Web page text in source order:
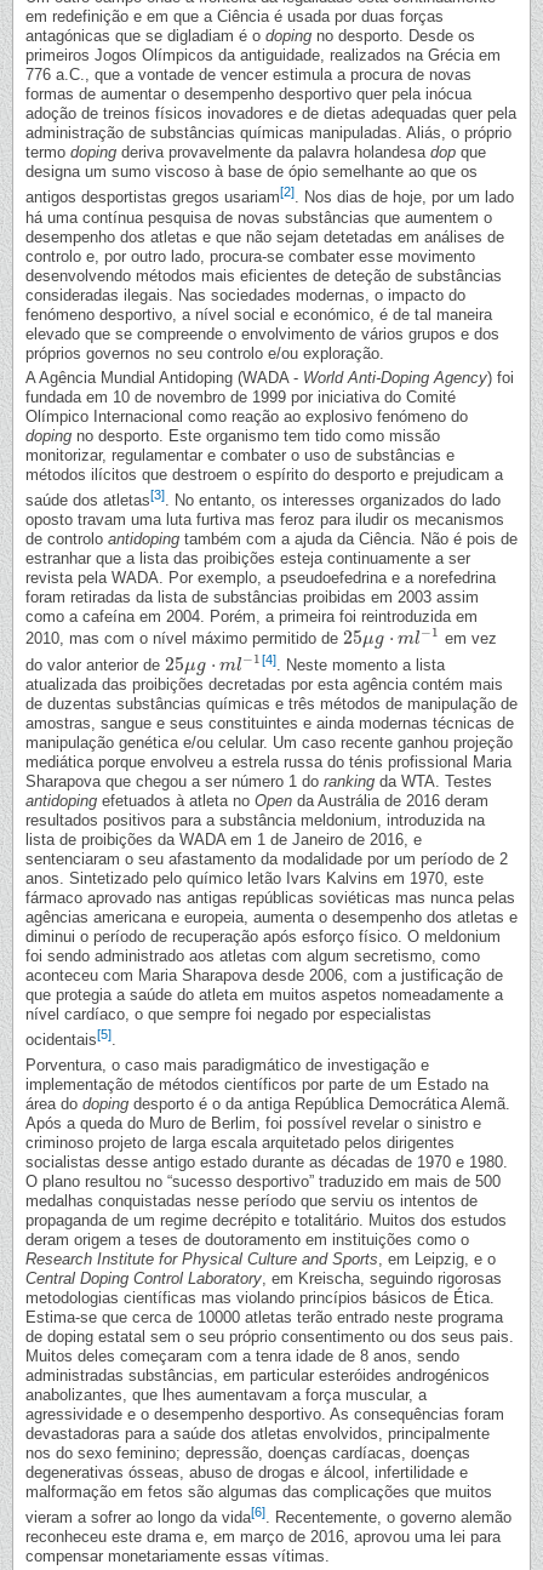
em redefinição e em que a Ciência é usada por duas forças
antagónicas que se digladiam é o doping no desporto. Desde os
primeiros Jogos Olímpicos da antiguidade, realizados na Grécia em
776 a.C., que a vontade de vencer estimula a procura de novas
formas de aumentar o desempenho desportivo quer pela inócua
adoção de treinos físicos inovadores e de dietas adequadas quer pela
administração de substâncias químicas manipuladas. Aliás, o próprio
termo doping deriva provavelmente da palavra holandesa dop que
designa um sumo viscoso à base de ópio semelhante ao que os
antigos desportistas gregos usariam[2]. Nos dias de hoje, por um lado
há uma contínua pesquisa de novas substâncias que aumentem o
desempenho dos atletas e que não sejam detetadas em análises de
controlo e, por outro lado, procura-se combater esse movimento
desenvolvendo métodos mais eficientes de deteção de substâncias
consideradas ilegais. Nas sociedades modernas, o impacto do
fenómeno desportivo, a nível social e económico, é de tal maneira
elevado que se compreende o envolvimento de vários grupos e dos
próprios governos no seu controlo e/ou exploração.
A Agência Mundial Antidoping (WADA - World Anti-Doping Agency) foi
fundada em 10 de novembro de 1999 por iniciativa do Comité
Olímpico Internacional como reação ao explosivo fenómeno do
doping no desporto. Este organismo tem tido como missão
monitorizar, regulamentar e combater o uso de substâncias e
métodos ilícitos que destroem o espírito do desporto e prejudicam a
saúde dos atletas[3]
. No entanto, os interesses organizados do lado
oposto travam uma luta furtiva mas feroz para iludir os mecanismos
de controlo antidoping também com a ajuda da Ciência. Não é pois de
estranhar que a lista das proibições esteja continuamente a ser
revista pela WADA. Por exemplo, a pseudoefedrina e a norefedrina
foram retiradas da lista de substâncias proibidas em 2003 assim
como a cafeína em 2004. Porém, a primeira foi reintroduzida em
2010, mas com o nível máximo permitido de 25μg ⋅ ml−1
25μg⋅m l−1
em vez
do valor anterior de 25μg ⋅ ml−1
25μg⋅m l−1 [4]. Neste momento a lista
atualizada das proibições decretadas por esta agência contém mais
de duzentas substâncias químicas e três métodos de manipulação de
amostras, sangue e seus constituintes e ainda modernas técnicas de
manipulação genética e/ou celular. Um caso recente ganhou projeção
mediática porque envolveu a estrela russa do ténis profissional Maria
Sharapova que chegou a ser número 1 do ranking da WTA. Testes
antidoping efetuados à atleta no Open da Austrália de 2016 deram
resultados positivos para a substância meldonium, introduzida na
lista de proibições da WADA em 1 de Janeiro de 2016, e
sentenciaram o seu afastamento da modalidade por um período de 2
anos. Sintetizado pelo químico letão Ivars Kalvins em 1970, este
fármaco aprovado nas antigas repúblicas soviéticas mas nunca pelas
agências americana e europeia, aumenta o desempenho dos atletas e
diminui o período de recuperação após esforço físico. O meldonium
foi sendo administrado aos atletas com algum secretismo, como
aconteceu com Maria Sharapova desde 2006, com a justificação de
que protegia a saúde do atleta em muitos aspetos nomeadamente a
nível cardíaco, o que sempre foi negado por especialistas
ocidentais[5].
Porventura, o caso mais paradigmático de investigação e
implementação de métodos científicos por parte de um Estado na
área do doping desporto é o da antiga República Democrática Alemã.
Após a queda do Muro de Berlim, foi possível revelar o sinistro e
criminoso projeto de larga escala arquitetado pelos dirigentes
socialistas desse antigo estado durante as décadas de 1970 e 1980.
O plano resultou no “sucesso desportivo” traduzido em mais de 500
medalhas conquistadas nesse período que serviu os intentos de
propaganda de um regime decrépito e totalitário. Muitos dos estudos
deram origem a teses de doutoramento em instituições como o
Research Institute for Physical Culture and Sports , em Leipzig, e o
Central Doping Control Laboratory , em Kreischa, seguindo rigorosas
metodologias científicas mas violando princípios básicos de Ética.
Estima-se que cerca de 10000 atletas terão entrado neste programa
de doping estatal sem o seu próprio consentimento ou dos seus pais.
Muitos deles começaram com a tenra idade de 8 anos, sendo
administradas substâncias, em particular esteróides androgénicos
anabolizantes, que lhes aumentavam a força muscular, a
agressividade e o desempenho desportivo. As consequências foram
devastadoras para a saúde dos atletas envolvidos, principalmente
nos do sexo feminino; depressão, doenças cardíacas, doenças
degenerativas ósseas, abuso de drogas e álcool, infertilidade e
malformação em fetos são algumas das complicações que muitos
vieram a sofrer ao longo da vida[6]
. Recentemente, o governo alemão
reconheceu este drama e, em março de 2016, aprovou uma lei para
compensar monetariamente essas vítimas.